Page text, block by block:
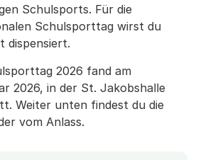
Schulsports. Für die
Schulsporttag wirst du
dispensiert.
2026 fand am
2026, in der St. Jakobshalle
Weiter unten findest du die
vom Anlass.